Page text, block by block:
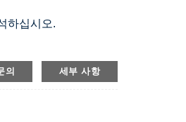
하십시오.
의 세부 사항